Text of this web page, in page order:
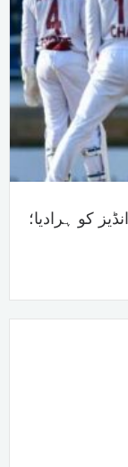
کو ہرادیا؛